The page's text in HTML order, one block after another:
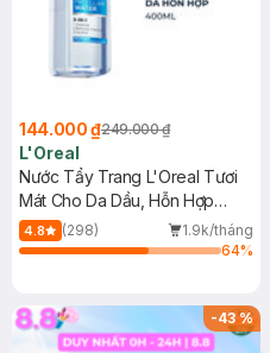
144.000 ₫249.000 ₫
L'Oreal
Nước Tẩy Trang L'Oreal Tươi
Mát Cho Da Dầu, Hỗn Hợp
400ml
4.8 (298)
1.9k/tháng
64%
-43%